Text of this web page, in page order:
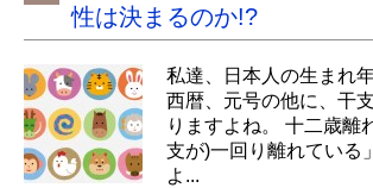
性は決まるのか!?
私達、日本人の生まれ
西暦、元号の他に、干
りますよね。 十二歳離
支が)一回り離れている
よ...